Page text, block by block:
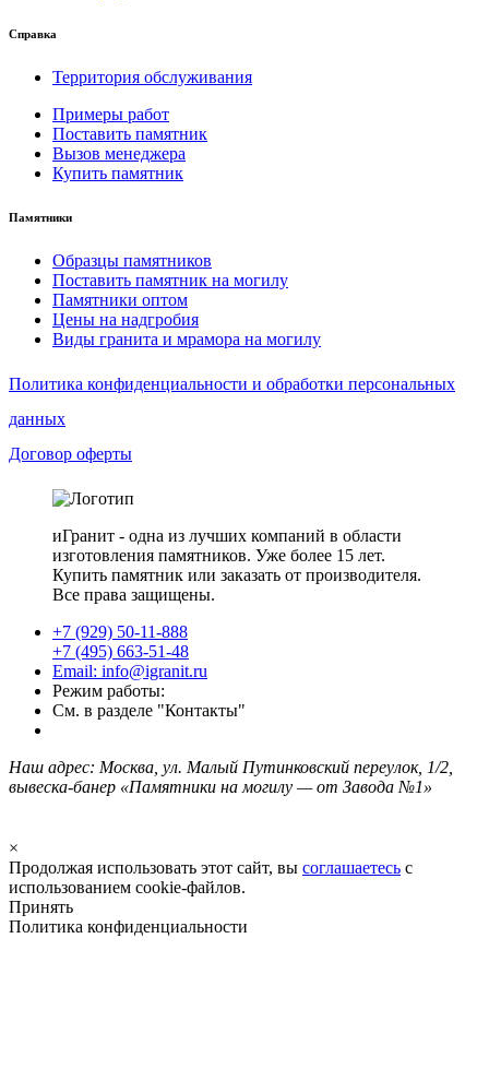
Справка
Территория обслуживания
Примеры работ
Поставить памятник
Вызов менеджера
Купить памятник
Памятники
Образцы памятников
Поставить памятник на могилу
Памятники оптом
Цены на надгробия
Виды гранита и мрамора на могилу
Политика конфиденциальности и обработки персональных
данных
Договор оферты
иГранит - одна из лучших компаний в области
изготовления памятников. Уже более 15 лет.
Купить памятник или заказать от производителя.
Все права защищены.
+7 (929) 50-11-888
+7 (495) 663-51-48
Email: info@igranit.ru
Режим работы:
См. в разделе "Контакты"
Наш адрес: Москва, ул. Малый Путинковский переулок, 1/2,
вывеска-банер «Памятники на могилу — от Завода №1»
×
Продолжая использовать этот сайт, вы соглашаетесь с
использованием cookie-файлов.
Принять
Политика конфиденциальности